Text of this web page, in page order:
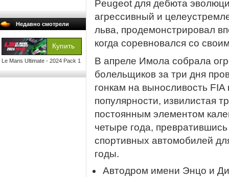
Недавно смотрели
Le Mans Ultimate - 2024 Pack 1
Peugeot для дебюта
агрессивный и
льва, продемонстрировал
когда соревновался со
В апреле Имола собрала
болельщиков за три дня
гонкам на выносливость
популярности, извилистая
постоянным элементом
четыре года,
спортивных автомобилей
годы.
Автодром имени Энцо и